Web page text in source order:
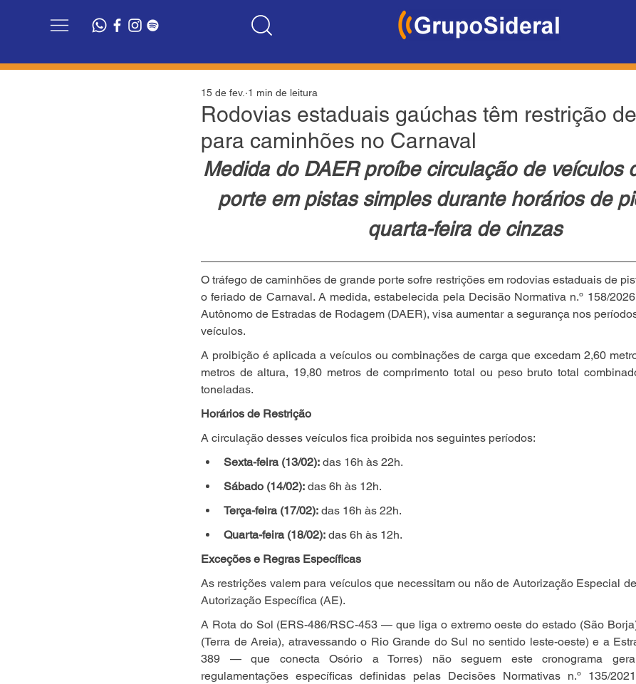
Rodovias estaduais gaúchas têm restrição
para caminhões no Carnaval
15 de fev. 1 min de leitura
Medida do DAER proíbe circulação de veículos
porte em pistas simples durante horários de
quarta-feira de cinzas
O tráfego de caminhões de grande porte sofre restrições em rodovias estaduais de
o feriado de Carnaval. A medida, estabelecida pela Decisão Normativa n.º 158/
Autônomo de Estradas de Rodagem (DAER), visa aumentar a segurança nos
veículos.
A proibição é aplicada a veículos ou combinações de carga que excedam 2,60
metros de altura, 19,80 metros de comprimento total ou peso bruto total
toneladas.
Horários de Restrição
A circulação desses veículos fica proibida nos seguintes períodos:
Sexta-feira (13/02): das 16h às 22h.
Sábado (14/02): das 6h às 12h.
Terça-feira (17/02): das 16h às 22h.
Quarta-feira (18/02): das 6h às 12h.
Exceções e Regras Específicas
As restrições valem para veículos que necessitam ou não de Autorização Especial
Autorização Específica (AE).
A Rota do Sol (ERS-486/RSC-453 — que liga o extremo oeste do estado (São
(Terra de Areia), atravessando o Rio Grande do Sul no sentido leste-oeste) e a
389 — que conecta Osório a Torres) não seguem este cronograma
regulamentações específicas definidas pelas Decisões Normativas n.º 135/